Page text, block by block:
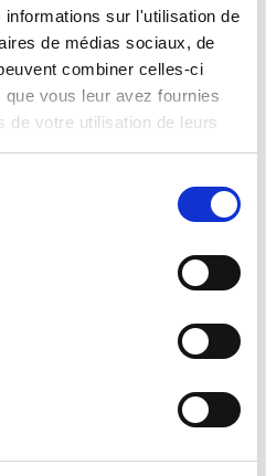
informations sur l'utilisation de
de médias sociaux, de
combiner celles-ci
vous leur avez fournies
de votre utilisation de leurs
CFO ou du COO, vous
fiabilit
AGENCE